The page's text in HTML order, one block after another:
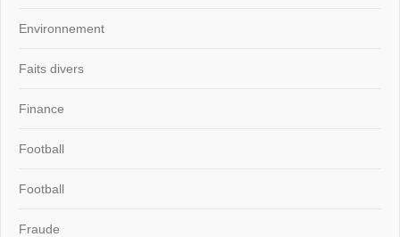
Environnement
Faits divers
Finance
Football
Football
Fraude